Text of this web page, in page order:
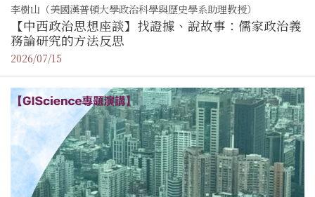
李樹山（美國漢普頓大學政治科學與歷史學系助理教授）
【中西政治思想座談】找證據、說故事：儒家政治義
務論研究的方法反思
2026/07/15